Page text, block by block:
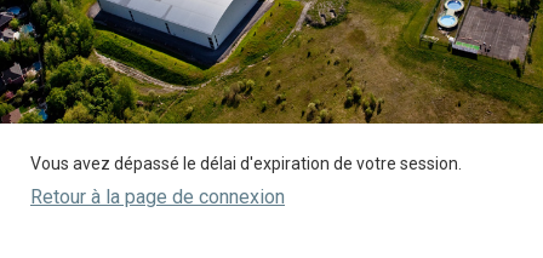
Vous avez dépassé le délai d'expiration de votre session.
Retour à la page de connexion